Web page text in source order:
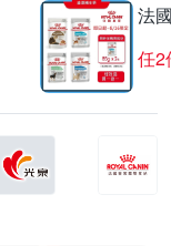
法
任2